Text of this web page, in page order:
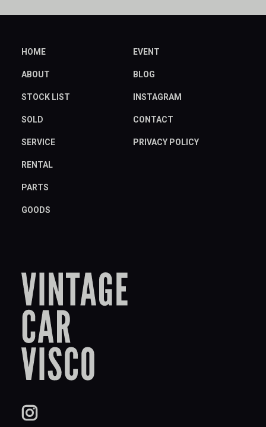
HOME
ABOUT
STOCK LIST
SOLD
SERVICE
RENTAL
PARTS
GOODS
EVENT
BLOG
INSTAGRAM
CONTACT
PRIVACY POLICY